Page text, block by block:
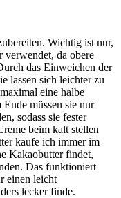
Wichtig ist nur,
verwendet, da obere
das Einweichen der
lassen sich leichter zu
eine halbe
müssen sie nur
sodass sie fester
beim kalt stellen
kaufe ich immer im
Kakaobutter findet,
Das funktioniert
einen leicht
lecker finde.